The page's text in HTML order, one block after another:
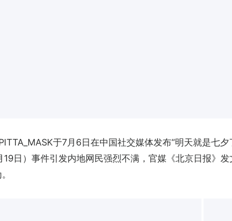
于7月6日在中国社交媒体发布“明天就是七
19日）事件引发内地网民强烈不满，官媒《北京日报》